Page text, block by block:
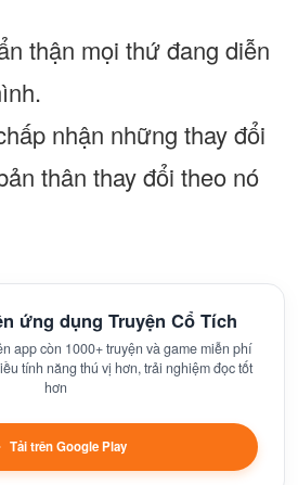
thận mọi thứ đang diễn
nhận những thay đổi
thân thay đổi theo nó
ứng dụng Truyện Cổ Tích
app còn 1000+ truyện và game miễn phí
tính năng thú vị hơn, trải nghiệm đọc tốt
hơn
Tải trên Google Play